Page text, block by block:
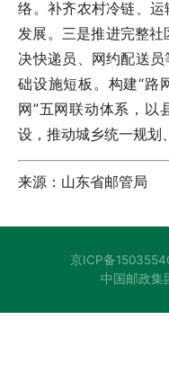
络。补齐农村冷链、
发展。三是推进完整社
决快递员、网约配送
础设施短板。构建“路
网”五网联动体系，以
设，推动城乡统一规划
来源：山东省邮管局
京ICP备
中国邮政集